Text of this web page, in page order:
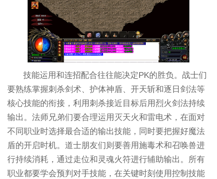
技能运用和连招配合往往能决定PK的胜负。战士们
要熟练掌握刺杀剑术、护体神盾、开天斩和逐日剑法等
核心技能的衔接，利用刺杀接近目标后用烈火剑法持续
输出。法师兄弟们要合理运用灭天火和雷电术，在面对
不同职业时选择最合适的输出技能，同时要把握好魔法
盾的开启时机。道士朋友们则要善用施毒术和召唤兽进
行持续消耗，通过走位和灵魂火符进行辅助输出。所有
职业都要学会预判对手技能，在关键时刻使用控制技能